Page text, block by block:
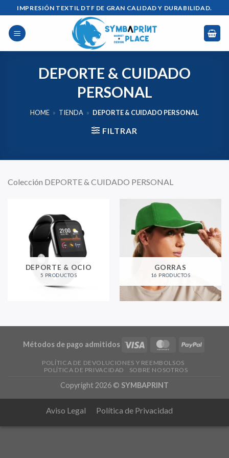
Saltar
al
contenido
IMPRESIÓN TEXTIL DTF DE GRAN CALIDAD Y DURABILIDAD.
DEPORTE & CUIDADO
PERSONAL
HOME » TIENDA » DEPORTE & CUIDADO PERSONAL
FILTRAR
Colección DEPORTE & CUIDADO PERSONAL
DEPORTE & OCIO
5 PRODUCTOS
GORRAS
16 PRODUCTOS
Métodos de pago admitidos
POLÍTICA DE DEVOLUCIONES Y REEMBOLSOS
POLÍTICA DE PRIVACIDAD
SOBRE NOSOTROS
Copyright 2026 © SYMBAPRINT
Aviso Legal Política de Privacidad